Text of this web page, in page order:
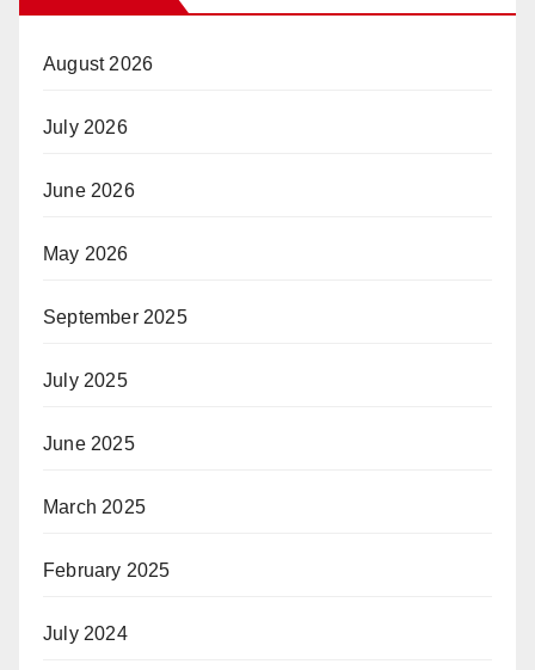
August 2026
July 2026
June 2026
May 2026
September 2025
July 2025
June 2025
March 2025
February 2025
July 2024